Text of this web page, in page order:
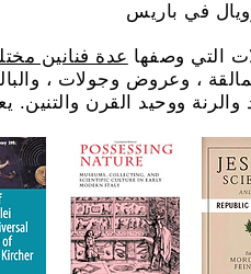
التي وصفها عدة فنانين
، وعروض وجولات ،